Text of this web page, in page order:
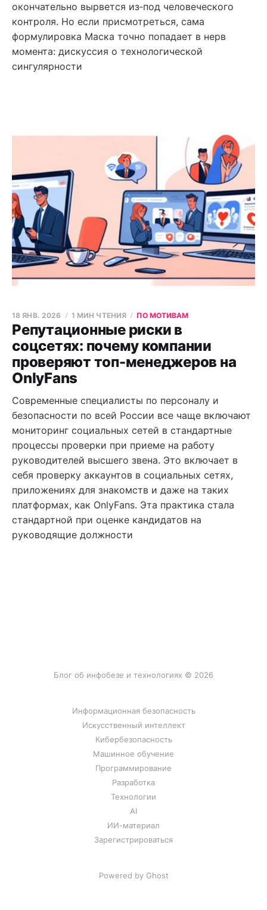
окончательно вырвется из‑под человеческого
контроля. Но если присмотреться, сама
формулировка Маска точно попадает в нерв
момента: дискуссия о технологической
сингулярности
Репутационные риски в
соцсетях: почему компании
проверяют топ-менеджеров на
OnlyFans
18 ЯНВ. 2026 1 МИН ЧТЕНИЯ ПО МОТИВАМ
Современные специалисты по персоналу и
безопасности по всей России все чаще включают
мониторинг социальных сетей в стандартные
процессы проверки при приеме на работу
руководителей высшего звена. Это включает в
себя проверку аккаунтов в социальных сетях,
приложениях для знакомств и даже на таких
платформах, как OnlyFans. Эта практика стала
стандартной при оценке кандидатов на
руководящие должности
Блог об инфобезе и технологиях © 2026
Информационная безопасность
Искусственный интеллект
Кибербезопасность
Машинное обучение
Программирование
Разработка
Технологии
AI
ИИ-материал
Зарегистрироваться
Powered by Ghost